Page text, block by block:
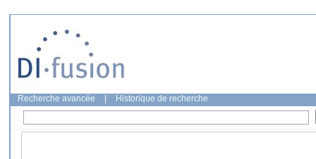
Recherche avancée Historique de recherche